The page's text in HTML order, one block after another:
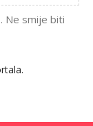
Ne smije biti